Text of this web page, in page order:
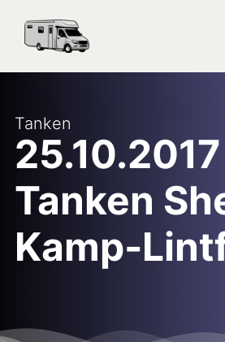
Inhalt
springen
Reise Blog
Plätze
Über uns
Tanken
25.10.2017
Tanken
Kamp-